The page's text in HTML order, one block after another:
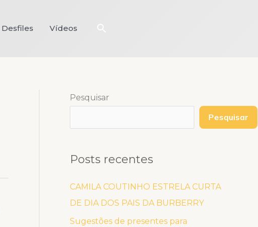
Desfiles Vídeos Pesquisar
Pesquisar
Pesquisar
Posts recentes
CAMILA COUTINHO ESTRELA CURTA
DE DIA DOS PAIS DA BURBERRY
Sugestões de presentes para